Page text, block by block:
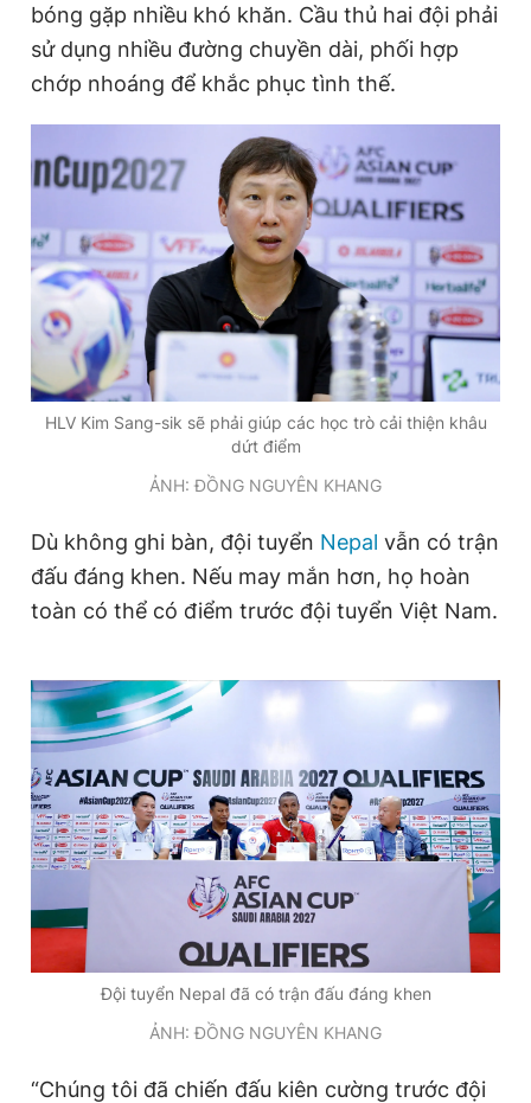
bóng gặp nhiều khó khăn. Cầu thủ hai đội phải
sử dụng nhiều đường chuyền dài, phối hợp
chớp nhoáng để khắc phục tình thế.
HLV Kim Sang-sik sẽ phải giúp các học trò cải thiện khâu
dứt điểm
ẢNH: ĐỒNG NGUYÊN KHANG
Dù không ghi bàn, đội tuyển Nepal vẫn có trận
đấu đáng khen. Nếu may mắn hơn, họ hoàn
toàn có thể có điểm trước đội tuyển Việt Nam.
Đội tuyển Nepal đã có trận đấu đáng khen
ẢNH: ĐỒNG NGUYÊN KHANG
“Chúng tôi đã chiến đấu kiên cường trước đội